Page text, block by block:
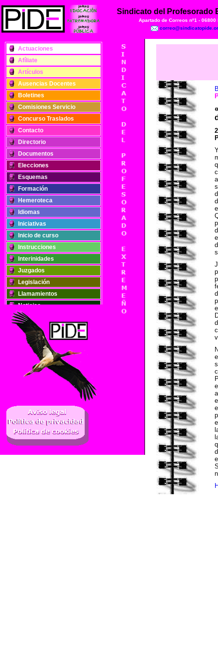
Sindicato del Profesorado
Apartado de Correos nº1 - 06800
Actuaciones
Afíliate
Artículos
Ausencias Docentes
Boletines
Comisiones Servicio
Concurso Traslados
Contacto
Directorio
Documentos
Elecciones
Esquemas
Formación
Hemeroteca
Idiomas
Iniciativas
Inicio de curso
Instrucciones
Interinidades
Juzgados
Legislación
Llamamientos
Noticias
Oposiciones
Plantillas
Publicaciones
Registros
Retribuciones
Solidaridad